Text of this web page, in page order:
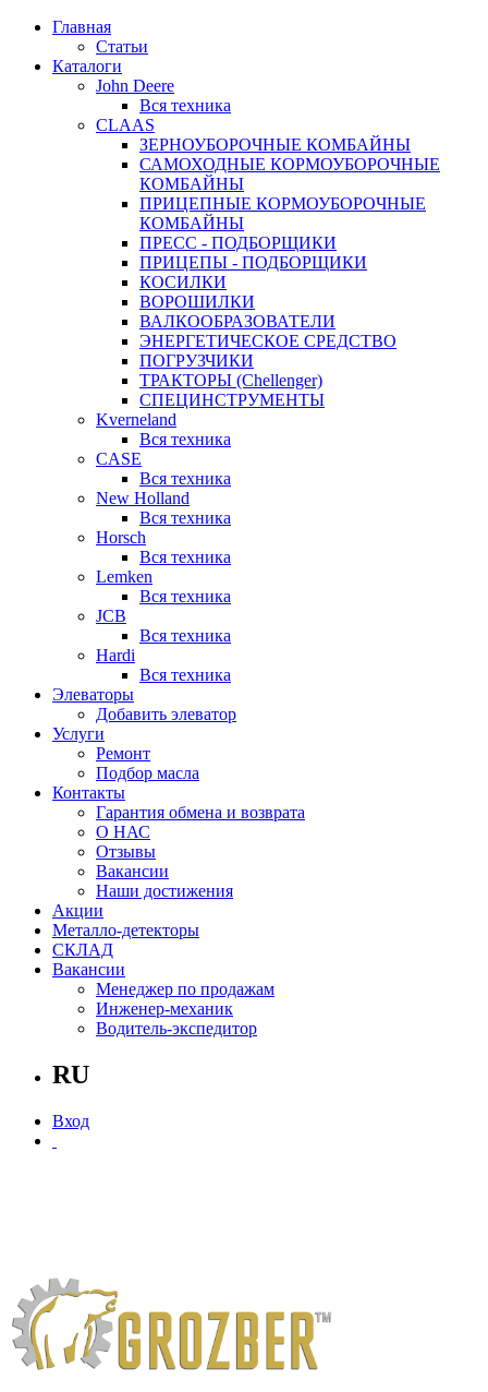
Главная
Статьи
Каталоги
John Deere
Вся техника
CLAAS
ЗЕРНОУБОРОЧНЫЕ КОМБАЙНЫ
САМОХОДНЫЕ КОРМОУБОРОЧНЫЕ
КОМБАЙНЫ
ПРИЦЕПНЫЕ КОРМОУБОРОЧНЫЕ
КОМБАЙНЫ
ПРЕСС - ПОДБОРЩИКИ
ПРИЦЕПЫ - ПОДБОРЩИКИ
КОСИЛКИ
ВОРОШИЛКИ
ВАЛКООБРАЗОВАТЕЛИ
ЭНЕРГЕТИЧЕСКОЕ СРЕДСТВО
ПОГРУЗЧИКИ
ТРАКТОРЫ (Chellenger)
СПЕЦИНСТРУМЕНТЫ
Kverneland
Вся техника
CASE
Вся техника
New Holland
Вся техника
Horsch
Вся техника
Lemken
Вся техника
JCB
Вся техника
Hardi
Вся техника
Элеваторы
Добавить элеватор
Услуги
Ремонт
Подбор масла
Контакты
Гарантия обмена и возврата
О НАС
Отзывы
Вакансии
Наши достижения
Акции
Металло-детекторы
СКЛАД
Вакансии
Менеджер по продажам
Инженер-механик
Водитель-экспедитор
RU
Вход